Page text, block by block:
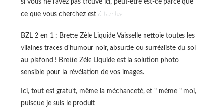
si vous ne l'avez pas trouvé ici, peut-être est-ce parce que
ce que vous cherchez est à l'ombre
BZL 2 en 1 : Brette Zèle Liquide Vaisselle nettoie toutes les
vilaines traces d'humour noir, absurde ou surréaliste du sol
au plafond ! Brette Zèle Liquide est la solution photo
sensible pour la révélation de vos images.
Ici, tout est gratuit, même la méchanceté, et " mème " moi,
puisque je suis le produit